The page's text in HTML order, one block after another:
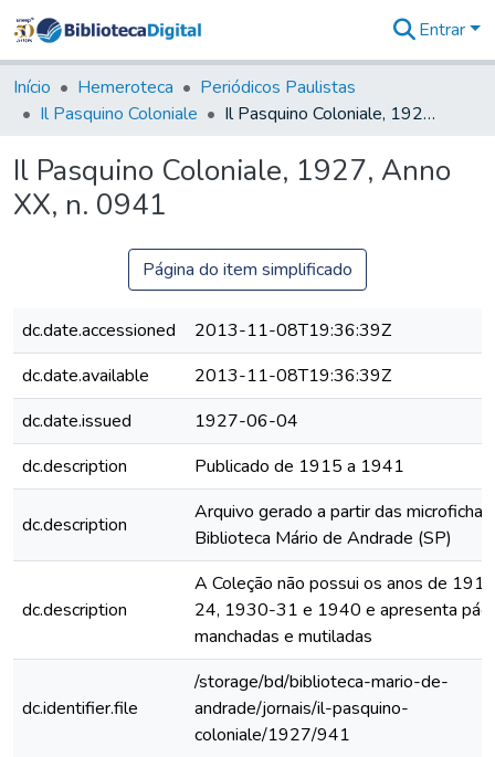
&
Coleções
Tudo na
Digital
Entrar
Início Hemeroteca
Periódicos Paulistas
Il Pasquino Coloniale
Il Pasquino Coloniale, 1927, Anno XX, n. 0941
Il Pasquino Coloniale, 1927, Anno
XX, n. 0941
Página do item simplificado
dc.date.accessioned
2013-11-08T19:36:39Z
dc.date.available
2013-11-08T19:36:39Z
dc.date.issued
1927-06-04
dc.description
Publicado de 1915 a 1941
dc.description
Arquivo gerado a partir das
Biblioteca Mário de Andrade (SP)
dc.description
A Coleção não possui os anos de
24, 1930-31 e 1940 e apresenta
manchadas e mutiladas
dc.identifier.file
/storage/bd/biblioteca-mario-de-
andrade/jornais/il-pasquino-
coloniale/1927/941